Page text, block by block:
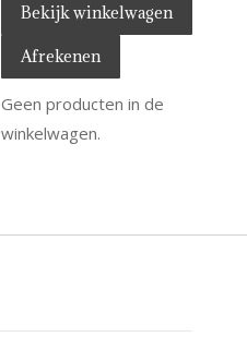
Bekijk winkelwagen
Afrekenen
Geen producten in de
winkelwagen.